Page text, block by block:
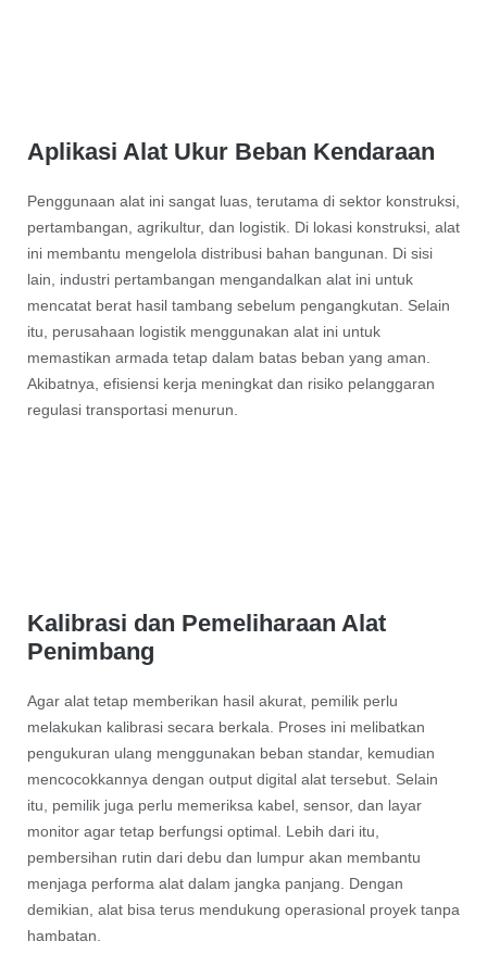
Aplikasi Alat Ukur Beban Kendaraan
Penggunaan alat ini sangat luas, terutama di sektor konstruksi,
pertambangan, agrikultur, dan logistik. Di lokasi konstruksi, alat
ini membantu mengelola distribusi bahan bangunan. Di sisi
lain, industri pertambangan mengandalkan alat ini untuk
mencatat berat hasil tambang sebelum pengangkutan. Selain
itu, perusahaan logistik menggunakan alat ini untuk
memastikan armada tetap dalam batas beban yang aman.
Akibatnya, efisiensi kerja meningkat dan risiko pelanggaran
regulasi transportasi menurun.
Kalibrasi dan Pemeliharaan Alat
Penimbang
Agar alat tetap memberikan hasil akurat, pemilik perlu
melakukan kalibrasi secara berkala. Proses ini melibatkan
pengukuran ulang menggunakan beban standar, kemudian
mencocokkannya dengan output digital alat tersebut. Selain
itu, pemilik juga perlu memeriksa kabel, sensor, dan layar
monitor agar tetap berfungsi optimal. Lebih dari itu,
pembersihan rutin dari debu dan lumpur akan membantu
menjaga performa alat dalam jangka panjang. Dengan
demikian, alat bisa terus mendukung operasional proyek tanpa
hambatan.